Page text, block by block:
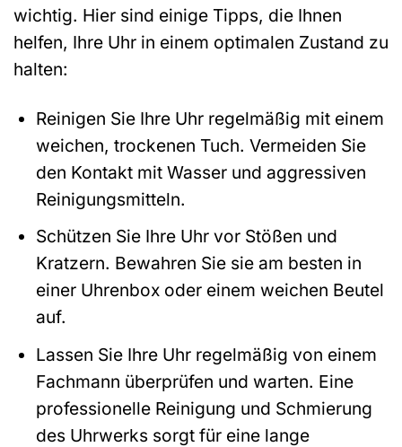
wichtig. Hier sind einige Tipps, die Ihnen
helfen, Ihre Uhr in einem optimalen Zustand zu
halten:
Reinigen Sie Ihre Uhr regelmäßig mit einem
weichen, trockenen Tuch. Vermeiden Sie
den Kontakt mit Wasser und aggressiven
Reinigungsmitteln.
Schützen Sie Ihre Uhr vor Stößen und
Kratzern. Bewahren Sie sie am besten in
einer Uhrenbox oder einem weichen Beutel
auf.
Lassen Sie Ihre Uhr regelmäßig von einem
Fachmann überprüfen und warten. Eine
professionelle Reinigung und Schmierung
des Uhrwerks sorgt für eine lange